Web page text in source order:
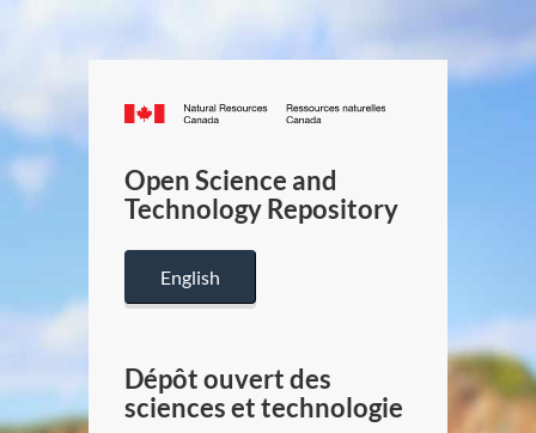
Canada.ca
/
Canada
Open Science and
Technology Repository
English
Dépôt ouvert des
sciences et technologie